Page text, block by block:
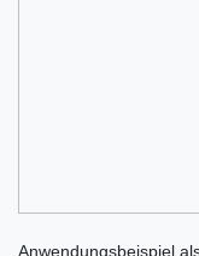
Anwendungsbeispiel